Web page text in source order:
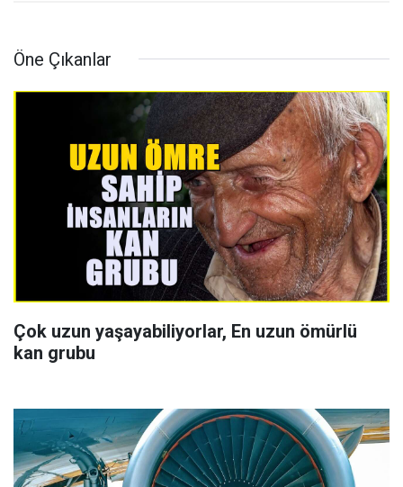
Öne Çıkanlar
Çok uzun yaşayabiliyorlar, En uzun ömürlü
kan grubu